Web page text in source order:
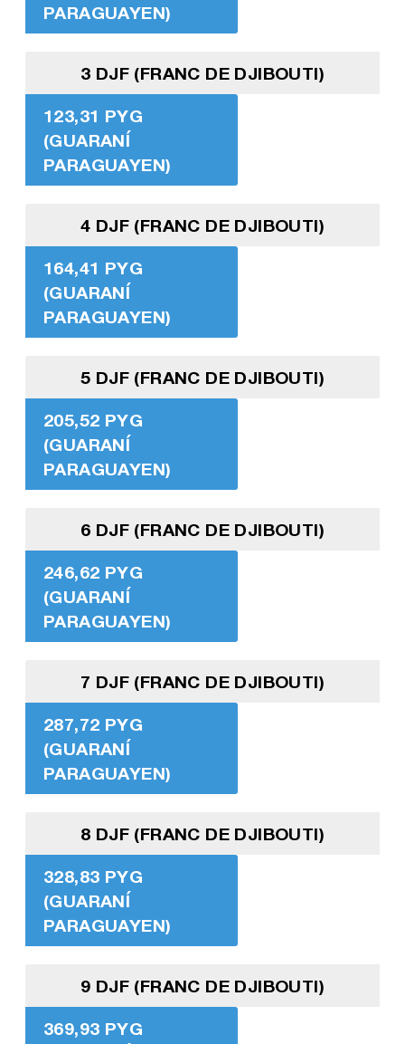
PARAGUAYEN)
3 DJF (FRANC DE DJIBOUTI)
123,31 PYG
(GUARANÍ
PARAGUAYEN)
4 DJF (FRANC DE DJIBOUTI)
164,41 PYG
(GUARANÍ
PARAGUAYEN)
5 DJF (FRANC DE DJIBOUTI)
205,52 PYG
(GUARANÍ
PARAGUAYEN)
6 DJF (FRANC DE DJIBOUTI)
246,62 PYG
(GUARANÍ
PARAGUAYEN)
7 DJF (FRANC DE DJIBOUTI)
287,72 PYG
(GUARANÍ
PARAGUAYEN)
8 DJF (FRANC DE DJIBOUTI)
328,83 PYG
(GUARANÍ
PARAGUAYEN)
9 DJF (FRANC DE DJIBOUTI)
369,93 PYG